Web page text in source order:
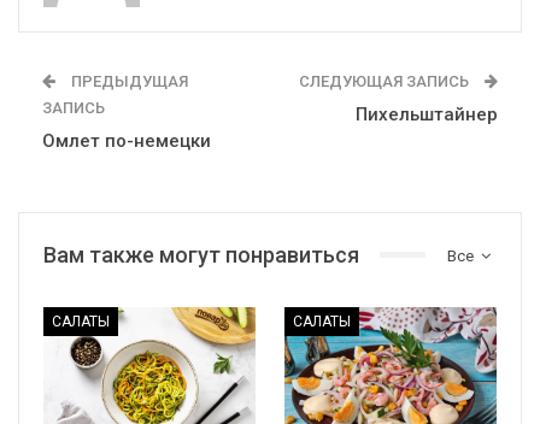
ПРЕДЫДУЩАЯ
ЗАПИСЬ
Омлет по-немецки
СЛЕДУЮЩАЯ ЗАПИСЬ
Пихельштайнер
Все
Вам также могут понравиться
САЛАТЫ САЛАТЫ